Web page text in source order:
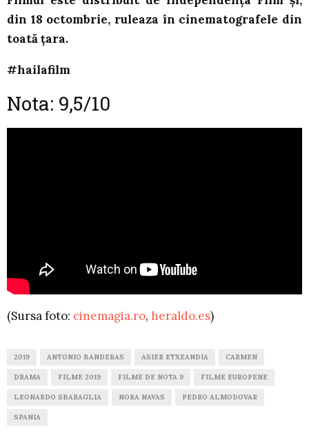
din 18 octombrie, ruleaza în cinematografele din
toată țara.
#hailafilm
Nota: 9,5/10
(Sursa foto: cinemagia.ro, heraldo.es)
2019 ANTONIO BANDERAS ASIER ETXEANDIA CARMEN
DRAMA FILME 2019 FILME DE NOTA 9 FILME EUROPENE
LEONARDO SBARAGLIA NORA NAVAS PEDRO ALMODOVAR
SPANIA